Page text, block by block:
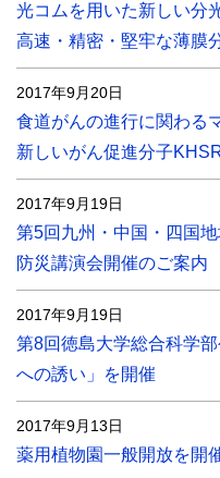
光コムを用いた新しい分
高速・精密・堅牢な薄膜
2017年9月20日
食道がんの進行に関わる
新しいがん促進分子
2017年9月19日
第5回九州・中国・四国
防災講演会開催のご案内
2017年9月19日
第8回徳島大学総合科学
への誘い」を開催
2017年9月13日
薬用植物園一般開放を開